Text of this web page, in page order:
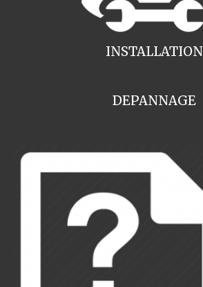
INSTALLATION
DEPANNAGE